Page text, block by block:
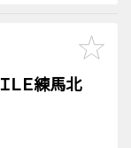
ＬＥ練馬北